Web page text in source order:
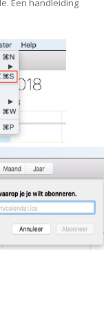
Een handleiding